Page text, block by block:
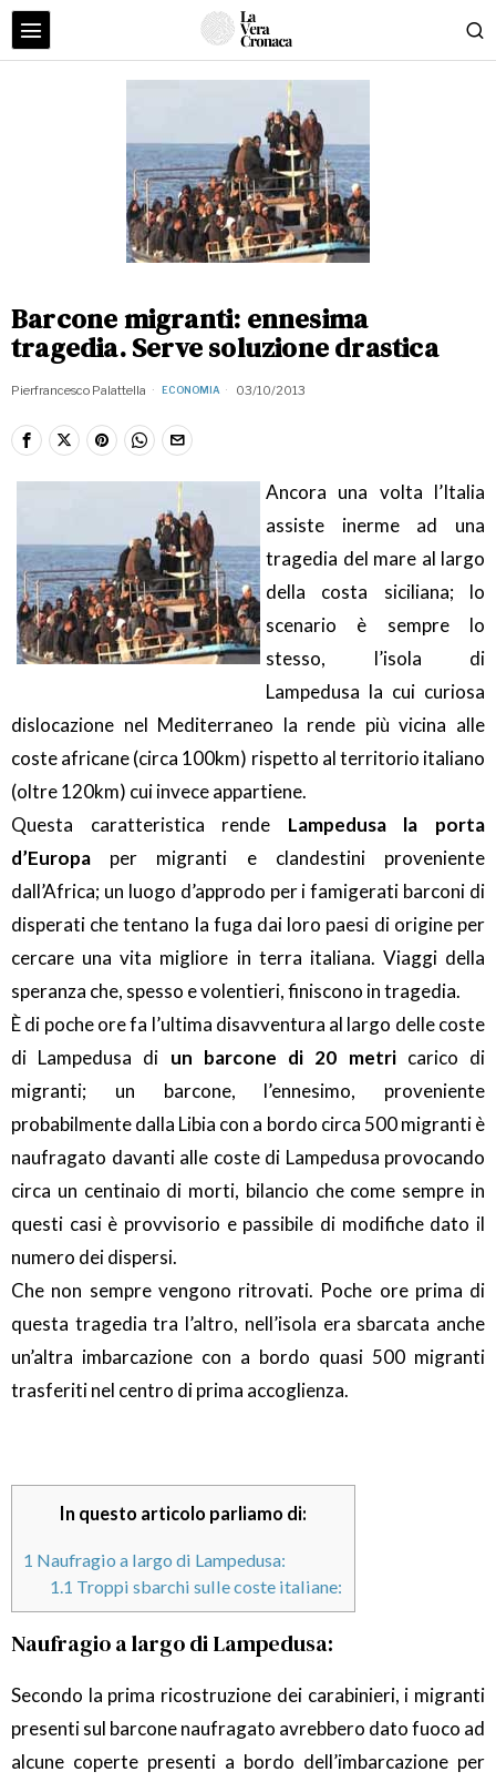
Barcone migranti: ennesima
tragedia. Serve soluzione drastica
Pierfrancesco Palattella ECONOMIA 03/10/2013
Ancora una volta l’Italia
assiste inerme ad una
tragedia del mare al largo
della costa siciliana; lo
scenario è sempre lo
stesso, l’isola di
Lampedusa la cui curiosa
dislocazione nel Mediterraneo la rende più vicina alle
coste africane (circa 100km) rispetto al territorio italiano
(oltre 120km) cui invece appartiene.
Questa caratteristica rende Lampedusa la porta
d’Europa per migranti e clandestini proveniente
dall’Africa; un luogo d’approdo per i famigerati barconi di
disperati che tentano la fuga dai loro paesi di origine per
cercare una vita migliore in terra italiana. Viaggi della
speranza che, spesso e volentieri, finiscono in tragedia.
È di poche ore fa l’ultima disavventura al largo delle coste
di Lampedusa di un barcone di 20 metricarico di
migranti; un barcone, l’ennesimo, proveniente
probabilmente dalla Libia con a bordo circa 500 migranti è
naufragato davanti alle coste di Lampedusa provocando
circa un centinaio di morti, bilancio che come sempre in
questi casi è provvisorio e passibile di modifiche dato il
numero dei dispersi.
Che non sempre vengono ritrovati. Poche ore prima di
questa tragedia tra l’altro, nell’isola era sbarcata anche
un’altra imbarcazione con a bordo quasi 500 migranti
trasferiti nel centro di prima accoglienza.
In questo articolo parliamo di:
1 Naufragio a largo di Lampedusa:
1.1 Troppi sbarchi sulle coste italiane:
Naufragio a largo di Lampedusa:
Secondo la prima ricostruzione dei carabinieri, i migranti
presenti sul barcone naufragato avrebbero dato fuoco ad
alcune coperte presenti a bordo dell’imbarcazione per